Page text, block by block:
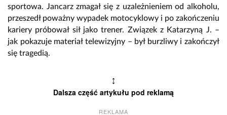
sportowa. Jancarz zmagał się z uzależnieniem od alkoholu,
przeszedł poważny wypadek motocyklowy i po zakończeniu
kariery próbował sił jako trener. Związek z Katarzyną J. –
jak pokazuje materiał telewizyjny – był burzliwy i zakończył
się tragedią.
↕
Dalsza część artykułu pod reklamą
REKLAMA